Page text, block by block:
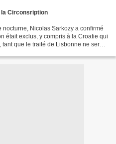
la Circonsription
Nicolas Sarkozy a confirmé
était exclus, y compris à la Croatie qui
que le traité de Lisbonne ne serait